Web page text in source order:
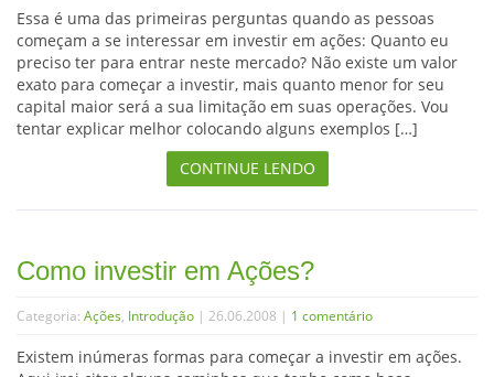
Essa é uma das primeiras perguntas quando as pessoas
começam a se interessar em investir em ações: Quanto eu
preciso ter para entrar neste mercado? Não existe um valor
exato para começar a investir, mais quanto menor for seu
capital maior será a sua limitação em suas operações. Vou
tentar explicar melhor colocando alguns exemplos […]
CONTINUE LENDO
Como investir em Ações?
Categoria: Ações, Introdução | 26.06.2008 | 1 comentário
Existem inúmeras formas para começar a investir em ações.